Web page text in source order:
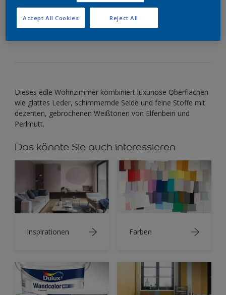
Gebrochene Weißtöne verleihen einem eleganten,
modernen Wohnzimmer eine sanfte Note.
Dieses edle Wohnzimmer kombiniert luxuriöse Oberflächen
wie glattes Leder, schimmernde Seide und feine Stoffe mit
dezenten, gebrochenen Weißtönen von Elfenbein und
Perlmutt.
Das könnte Sie auch interessieren
Inspirationen Farben
Reject All
Accept All Cookies